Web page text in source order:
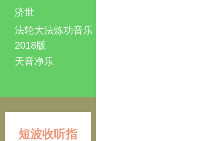
济世
法轮大法炼功音乐
2018版
天音净乐
短波收听指